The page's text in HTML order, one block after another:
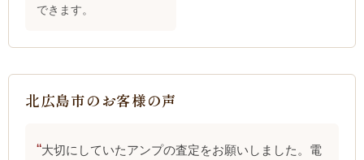
できます。
北広島市のお客様の声
大切にしていたアンプの査定をお願いしました。電